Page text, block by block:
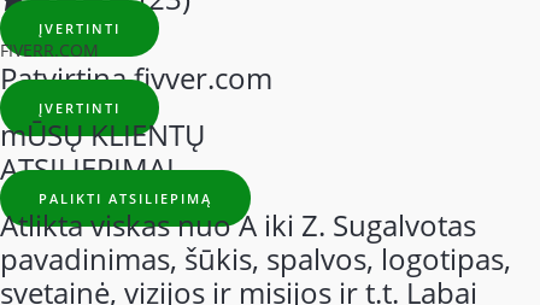
ĮVERTINTI
FIVERR.COM
Patvirtina fivver.com
ĮVERTINTI
mŪSŲ KLIENTŲ
ATSILIEPIMAI
PALIKTI ATSILIEPIMĄ
Atlikta viskas nuo A iki Z. Sugalvotas
pavadinimas, šūkis, spalvos, logotipas,
svetainė, vizijos ir misijos ir t.t. Labai